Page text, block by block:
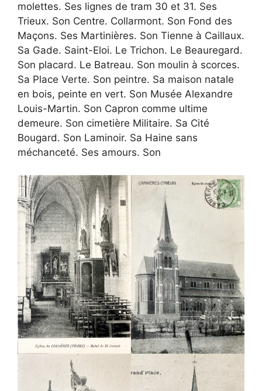
molettes. Ses lignes de tram 30 et 31. Ses
Trieux. Son Centre. Collarmont. Son Fond des
Maçons. Ses Martinières. Son Tienne à Caillaux.
Sa Gade. Saint-Eloi. Le Trichon. Le Beauregard.
Son placard. Le Batreau. Son moulin à scorces.
Sa Place Verte. Son peintre. Sa maison natale
en bois, peinte en vert. Son Musée Alexandre
Louis-Martin. Son Capron comme ultime
demeure. Son cimetière Militaire. Sa Cité
Bougard. Son Laminoir. Sa Haine sans
méchanceté. Ses amours. Son